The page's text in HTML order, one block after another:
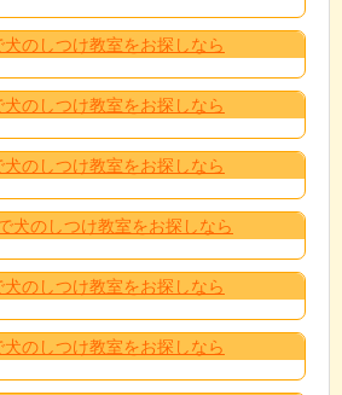
のしつけ教室をお探しなら
犬のしつけ教室をお探しなら
犬のしつけ教室をお探しなら
犬のしつけ教室をお探しなら
犬のしつけ教室をお探しなら
犬のしつけ教室をお探しなら